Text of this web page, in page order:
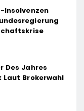
Insolvenzen
Des Jahres
Laut Brokerwahl